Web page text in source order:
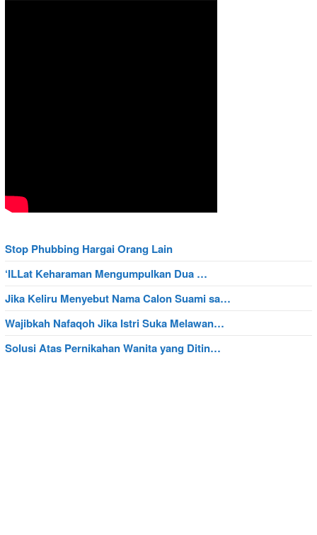
Stop Phubbing Hargai Orang Lain
‘ILLat Keharaman Mengumpulkan Dua …
Jika Keliru Menyebut Nama Calon Suami sa…
Wajibkah Nafaqoh Jika Istri Suka Melawan…
Solusi Atas Pernikahan Wanita yang Ditin…